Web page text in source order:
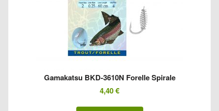
Gamakatsu BKD-3610N Forelle Spirale
4,40€